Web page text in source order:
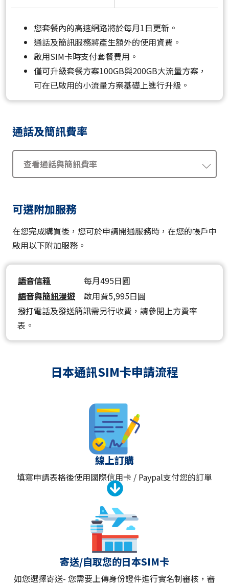
您套餐內的高速網路將於每月1日更新。
通話及簡訊服務將產生額外的使用資費。
啟用SIM卡時支付套餐費用。
僅可升級套餐方案100GB與200GB大流量方案，
可在已啟用的小流量方案基礎上進行升級。
通話及簡訊費率
查看通話與簡訊費率
可選附加服務
在您完成購買後，您可於申請開通服務時，在您的帳戶中
啟用以下附加服務。
語音信箱
每月495日圓
語音與簡訊漫遊
啟用費5,995日圓
撥打電話及發送簡訊需另行收費，請參閱上方費率
表。
日本通訊SIM卡申請流程
線上訂購
填寫申請表格後使用國際信用卡 / Paypal支付您的訂單
寄送/自取您的日本SIM卡
如您選擇寄送- 您需要上傳身份證件進行實名制審核，審